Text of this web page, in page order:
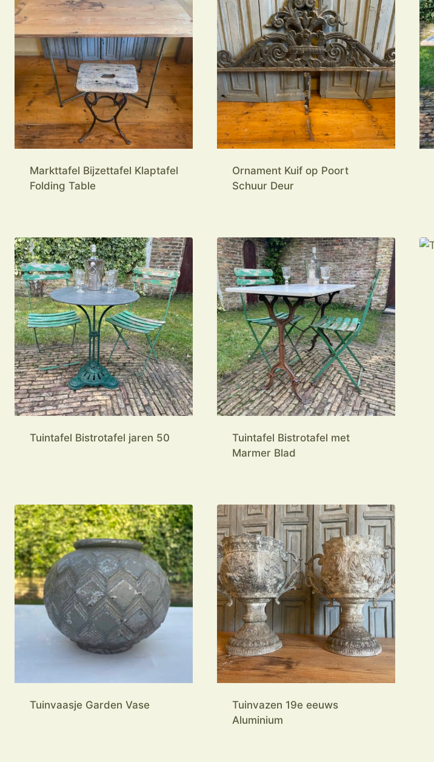
Markttafel Bijzettafel Klaptafel
Folding Table
Ornament Kuif op Poort
Schuur Deur
Tuintafel Bistrotafel jaren 50
Tuintafel Bistrotafel met
Marmer Blad
Tuinvaasje Garden Vase
Tuinvazen 19e eeuws
Aluminium